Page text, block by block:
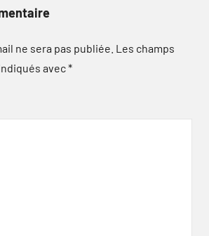
ne sera pas publiée. Les champs
avec*